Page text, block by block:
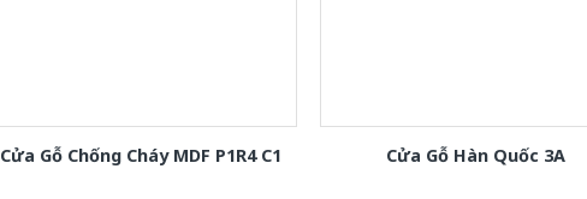
Cửa Gỗ Chống Cháy MDF P1R4 C1 Cửa Gỗ Hàn Quốc 3A